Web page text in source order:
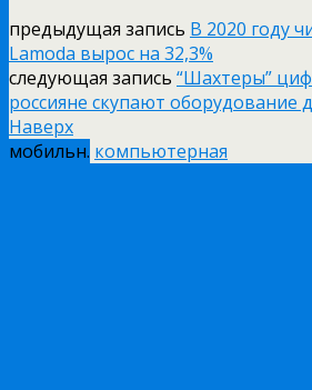
предыдущая запись В 2020 году
Lamoda вырос на 32,3%
следующая запись “Шахтеры”
россияне скупают оборудование
Наверх
мобильн. компьютерная